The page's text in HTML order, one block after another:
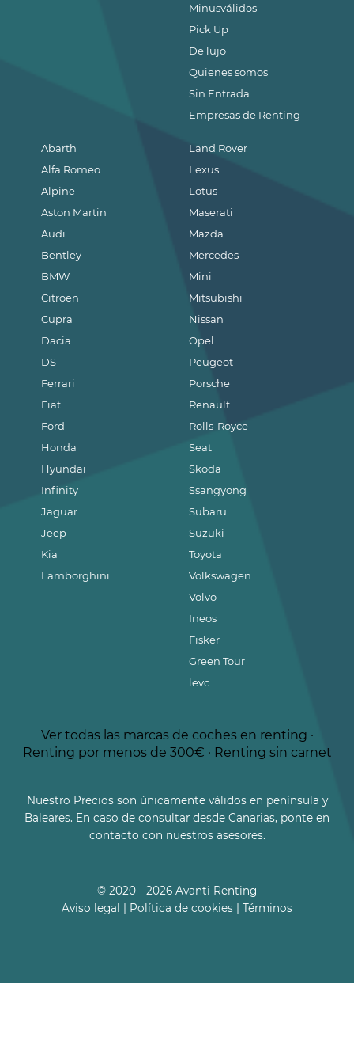
Abarth
Alfa Romeo
Alpine
Aston Martin
Audi
Bentley
BMW
Citroen
Cupra
Dacia
DS
Ferrari
Fiat
Ford
Honda
Hyundai
Infinity
Jaguar
Jeep
Kia
Lamborghini
Land Rover
Lexus
Lotus
Maserati
Mazda
Mercedes
Mini
Mitsubishi
Nissan
Opel
Peugeot
Porsche
Renault
Rolls-Royce
Seat
Skoda
Ssangyong
Subaru
Suzuki
Toyota
Volkswagen
Volvo
Ineos
Fisker
Green Tour
levc
Minusválidos
Pick Up
De lujo
Quienes somos
Sin Entrada
Empresas de Renting
Ver todas las marcas de coches en renting ·
Renting por menos de 300€ · Renting sin carnet
Nuestro Precios son únicamente válidos en península y
Baleares. En caso de consultar desde Canarias, ponte en
contacto con nuestros asesores.
© 2020 - 2026 Avanti Renting
Aviso legal
Política de cookies Términos